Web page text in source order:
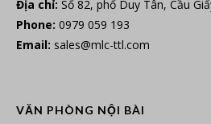
Địa chỉ: Số 82, phố Duy Tân, Cầu
Phone: 0979 059 193
Email: sales@mlc-ttl.com
VĂN PHÒNG NỘI BÀI